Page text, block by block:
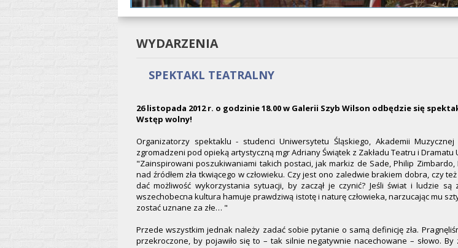
WYDARZENIA
SPEKTAKL TEATRALNY
26 listopada 2012 r. o godzinie 18.00 w Galerii Szyb Wilson odbędzie się
Wstęp wolny!
Organizatorzy spektaklu - studenci Uniwersytetu Śląskiego, Akademii
zgromadzeni pod opieką artystyczną mgr Adriany Świątek z Zakładu Teatru i Dramatu
"Zainspirowani poszukiwaniami takich postaci, jak markiz de Sade, Philip
nad źródłem zła tkwiącego w człowieku. Czy jest ono zaledwie brakiem dobra, czy
dać możliwość wykorzystania sytuacji, by zaczął je czynić? Jeśli świat i ludzie
wszechobecna kultura hamuje prawdziwą istotę i naturę człowieka, narzucając mu
zostać uznane za złe… "
Przede wszystkim jednak należy zadać sobie pytanie o samą definicję zła.
przekroczone, by pojawiło się to – tak silnie negatywnie nacechowane – słowo.